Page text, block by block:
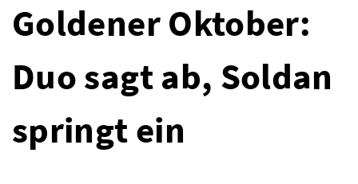
Goldener Oktober:
Duo sagt ab, Soldan
springt ein